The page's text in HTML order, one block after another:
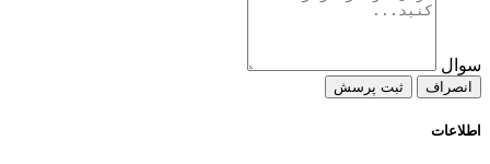
سوال
انصراف ثبت پرسش
اطلاعات